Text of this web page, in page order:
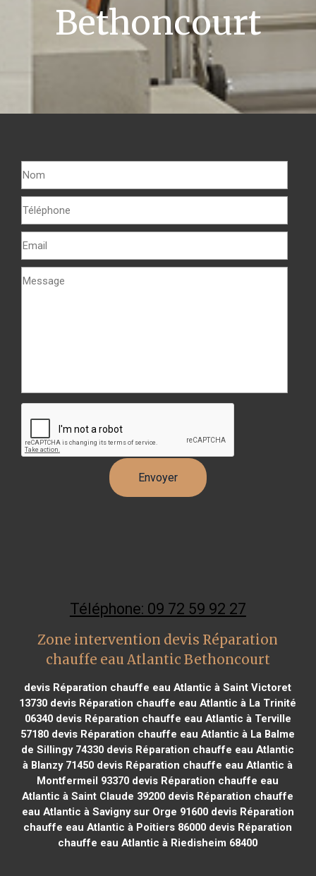
Bethoncourt
Téléphone: 09 72 59 92 27
Zone intervention devis Réparation
chauffe eau Atlantic Bethoncourt
devis Réparation chauffe eau Atlantic à Saint Victoret
13730 devis Réparation chauffe eau Atlantic à La Trinité
06340devis Réparation chauffe eau Atlantic à Terville
57180 devis Réparation chauffe eau Atlantic à La Balme
de Sillingy 74330 devis Réparation chauffe eau Atlantic
à Blanzy 71450 devis Réparation chauffe eau Atlantic à
Montfermeil 93370 devis Réparation chauffe eau
Atlantic à Saint Claude 39200 devis Réparation chauffe
eau Atlantic à Savigny sur Orge 91600devis Réparation
chauffe eau Atlantic à Poitiers 86000 devis Réparation
chauffe eau Atlantic à Riedisheim 68400